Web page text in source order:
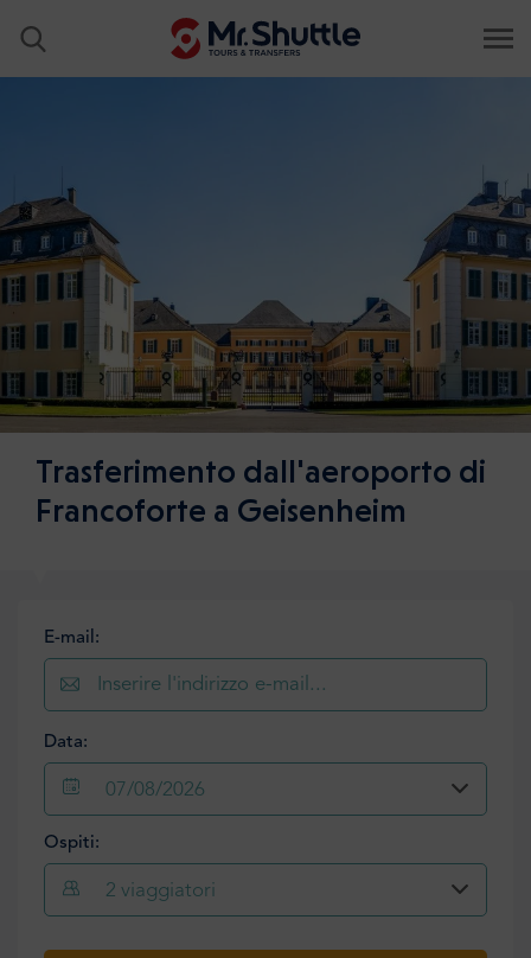
Trasferimento dall'aeroporto di
Francoforte a Geisenheim
E-mail:
Data:
07/08/2026
Ospiti:
2 viaggiatori